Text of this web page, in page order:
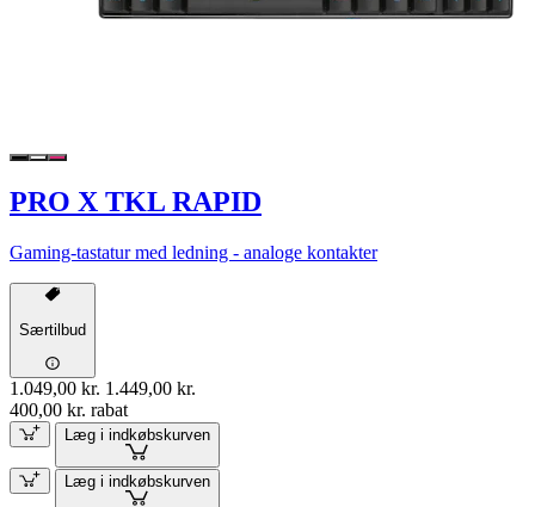
PRO X TKL RAPID
Gaming-tastatur med ledning - analoge kontakter
Særtilbud
1.049,00 kr. 1.449,00 kr.
400,00 kr. rabat
Læg i indkøbskurven
Læg i indkøbskurven